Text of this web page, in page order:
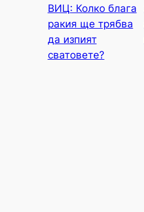
ВИЦ: Колко блага
ракия ще трябва
да изпият
сватовете?